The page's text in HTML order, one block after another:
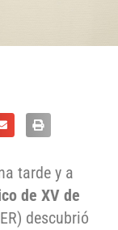
tarde y a
de XV de
descubrió